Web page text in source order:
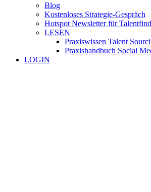
Blog
Kostenloses Strategie-Gespräch
Hotspot Newsletter für
LESEN
Praxiswissen Talent
Praxishandbuch Social
LOGIN